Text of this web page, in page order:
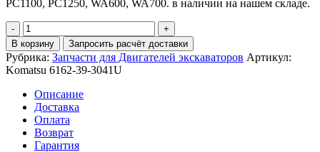
PC1100, PC1250, WA600, WA700. в наличии на нашем складе.
Количество
6162-
39-
3041U
Вкладыш
шатунный
В корзину Запросить расчёт доставки
Рубрика: Запчасти для Двигателей экскаваторов Артикул:
Komatsu 6162-39-3041U
Описание
Доставка
Оплата
Возврат
Гарантия